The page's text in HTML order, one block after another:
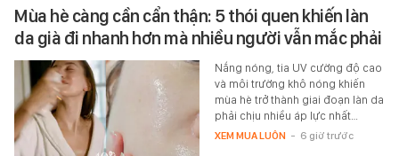
Mùa hè càng cần cẩn thận: 5 thói quen khiến làn
da già đi nhanh hơn mà nhiều người vẫn mắc phải
Nắng nóng, tia UV cường độ cao
và môi trường khô nóng khiến
mùa hè trở thành giai đoạn làn da
phải chịu nhiều áp lực nhất…
XEM MUA LUÔN - 6 giờ trước